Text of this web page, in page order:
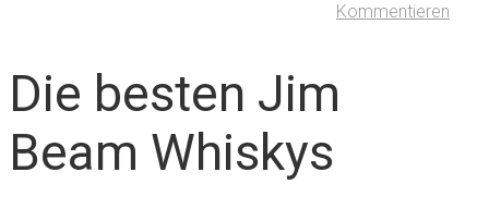
Kommentieren
Die besten Jim
Beam Whiskys